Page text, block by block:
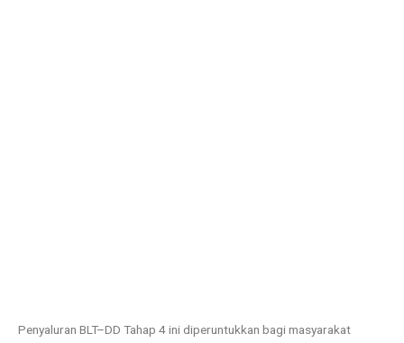
Penyaluran BLT–DD Tahap 4 ini diperuntukkan bagi masyarakat